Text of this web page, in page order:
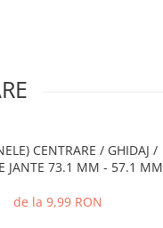
CENTRARE / GHIDAJ /
JANTE 73.1 MM - 57.1 MM
de la 9,99 RON